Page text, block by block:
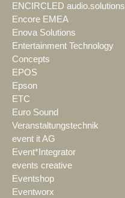
ENCIRCLED audio.solutions
Encore EMEA
Enova Solutions
Entertainment Technology
Concepts
EPOS
Epson
ETC
Euro Sound
Veranstaltungstechnik
event it AG
Event*Integrator
events creative
Eventshop
Eventworx